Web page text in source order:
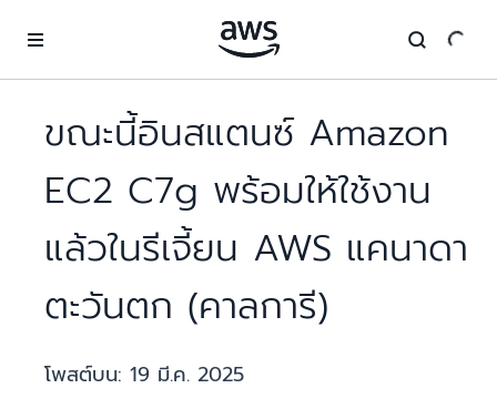
ขณะนี้อินสแตนซ์ Amazon
EC2 C7g พร้อมให้ใช้งาน
แล้วในรีเจี้ยน AWS แคนาดา
ตะวันตก (คาลการี)
โพสต์บน: 19 มี.ค. 2025